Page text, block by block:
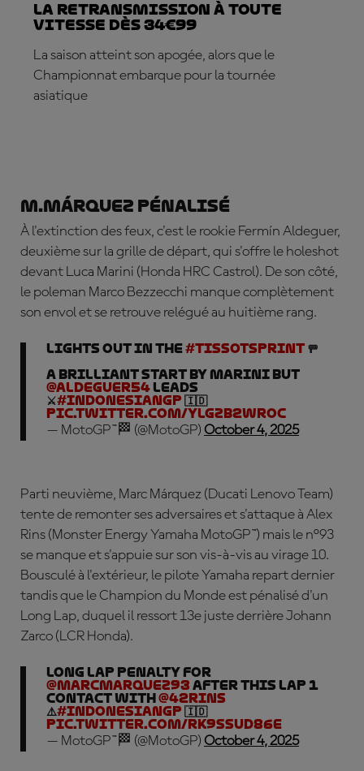
La retransmission à toute
vitesse dès 34€99
La saison atteint son apogée, alors que le
Championnat embarque pour la tournée
asiatique
M.Márquez pénalisé
À l'extinction des feux, c'est le rookie Fermín Aldeguer,
deuxième sur la grille de départ, qui s'offre le holeshot
devant Luca Marini (Honda HRC Castrol). De son côté,
le poleman Marco Bezzecchi manque complètement
son envol et se retrouve relégué au huitième rang.
LIGHTS OUT IN THE#TissotSprint 🚥
A BRILLIANT start by Marini but
@aldeguer54 leads
⚔️#IndonesianGP 🇮🇩
pic.twitter.com/Ylgzb2WrOC
— MotoGP™🏁 (@MotoGP) October 4, 2025
Parti neuvième, Marc Márquez (Ducati Lenovo Team)
tente de remonter ses adversaires et s'attaque à Alex
Rins (Monster Energy Yamaha MotoGP™) mais le n°93
se manque et s'appuie sur son vis-à-vis au virage 10.
Bousculé à l'extérieur, le pilote Yamaha repart dernier
tandis que le Champion du Monde est pénalisé d'un
Long Lap, duquel il ressort 13e juste derrière Johann
Zarco (LCR Honda).
Long Lap Penalty for
@marcmarquez93 after this Lap 1
contact with@42rins
⚠️#IndonesianGP 🇮🇩
pic.twitter.com/Rk9SSUd86e
— MotoGP™🏁 (@MotoGP) October 4, 2025